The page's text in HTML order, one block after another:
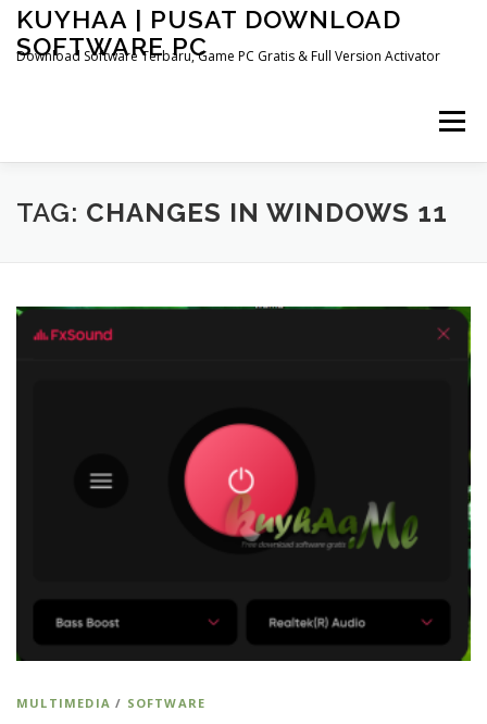
Skip
content
KUYHAA | PUSAT DOWNLOAD
SOFTWARE PC
Download Software Terbaru, Game PC Gratis & Full Version Activator
Menu
HOME CATEGORIES ABOUT US
TAG: CHANGES IN WINDOWS 11
MULTIMEDIA / SOFTWARE